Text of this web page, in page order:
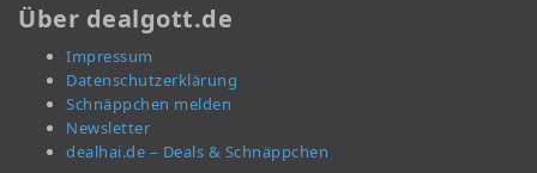
Über dealgott.de
Impressum
Datenschutzerklärung
Schnäppchen melden
Newsletter
dealhai.de – Deals & Schnäppchen